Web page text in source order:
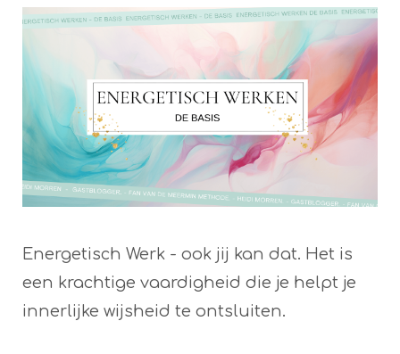
Energetisch Werk - ook jij kan dat. Het is
een krachtige vaardigheid die je helpt je
innerlijke wijsheid te ontsluiten.